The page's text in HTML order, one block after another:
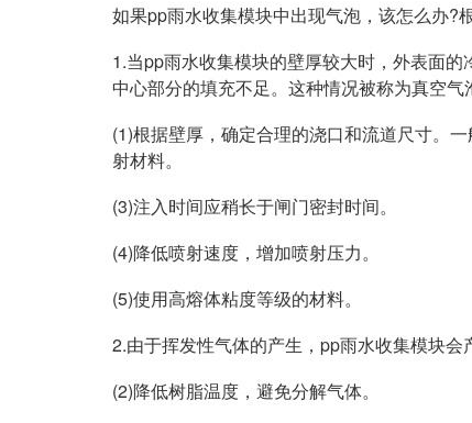
如果pp雨水收集模块中出现气泡，该怎么办?
1.当pp雨水收集模块的壁厚较大时，外表面
中心部分的填充不足。这种情况被称为真空气
(1)根据壁厚，确定合理的浇口和流道尺寸。
射材料。
(3)注入时间应稍长于闸门密封时间。
(4)降低喷射速度，增加喷射压力。
(5)使用高熔体粘度等级的材料。
2.由于挥发性气体的产生，pp雨水收集模块会
(2)降低树脂温度，避免分解气体。